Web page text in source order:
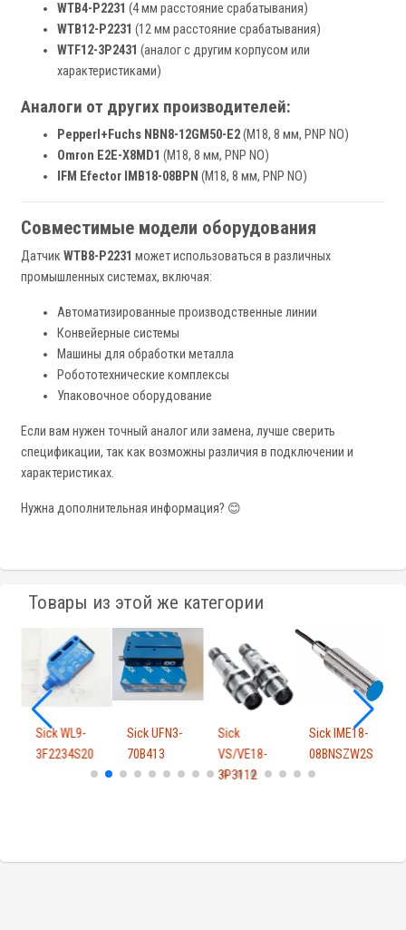
WTB4-P2231 (4 мм расстояние срабатывания)
WTB12-P2231 (12 мм расстояние срабатывания)
WTF12-3P2431 (аналог с другим корпусом или
характеристиками)
Аналоги от других производителей:
Pepperl+Fuchs NBN8-12GM50-E2(M18, 8 мм, PNP NO)
Omron E2E-X8MD1 (M18, 8 мм, PNP NO)
IFM Efector IMB18-08BPN (M18, 8 мм, PNP NO)
Совместимые модели оборудования
Датчик WTB8-P2231 может использоваться в различных
промышленных системах, включая:
Автоматизированные производственные линии
Конвейерные системы
Машины для обработки металла
Робототехнические комплексы
Упаковочное оборудование
Если вам нужен точный аналог или замена, лучше сверить
спецификации, так как возможны различия в подключении и
характеристиках.
Нужна дополнительная информация? 😊
Товары из этой же категории
Sick WL9-
3F2234S20
Sick UFN3-
70B413
Sick
VS/VE18-
3P3112
Sick IME18-
08BNSZW2S